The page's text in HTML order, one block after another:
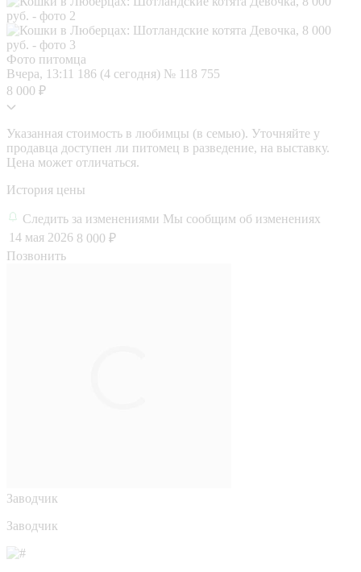
Фото питомца
Вчера, 13:11 186 (4 сегодня) № 118 755
8 000 ₽
Указанная стоимость в любимцы (в семью). Уточняйте у
продавца доступен ли питомец в разведение, на выставку.
Цена может отличаться.
История цены
Следить за изменениями Мы сообщим об изменениях
14 мая 2026 8 000 ₽
Позвонить
Заводчик
Заводчик